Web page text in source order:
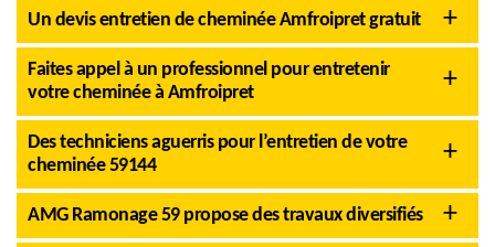
Un devis entretien de cheminée Amfroipret gratuit
Faites appel à un professionnel pour entretenir
votre cheminée à Amfroipret
Des techniciens aguerris pour l’entretien de votre
cheminée 59144
AMG Ramonage 59 propose des travaux diversifiés